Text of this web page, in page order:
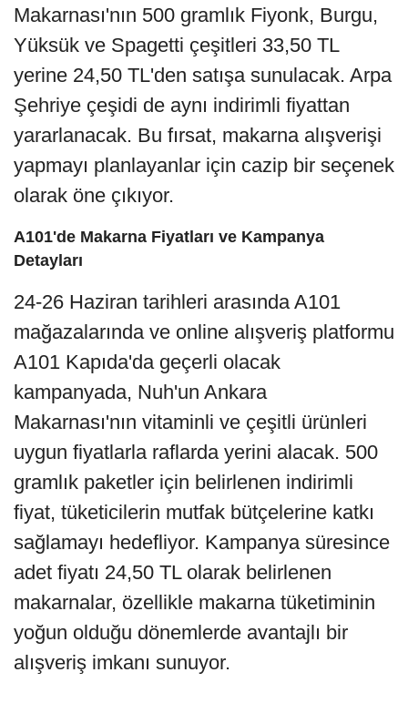
Makarnası'nın 500 gramlık Fiyonk, Burgu,
Yüksük ve Spagetti çeşitleri 33,50 TL
yerine 24,50 TL'den satışa sunulacak. Arpa
Şehriye çeşidi de aynı indirimli fiyattan
yararlanacak. Bu fırsat, makarna alışverişi
yapmayı planlayanlar için cazip bir seçenek
olarak öne çıkıyor.
A101'de Makarna Fiyatları ve Kampanya
Detayları
24-26 Haziran tarihleri arasında A101
mağazalarında ve online alışveriş platformu
A101 Kapıda'da geçerli olacak
kampanyada, Nuh'un Ankara
Makarnası'nın vitaminli ve çeşitli ürünleri
uygun fiyatlarla raflarda yerini alacak. 500
gramlık paketler için belirlenen indirimli
fiyat, tüketicilerin mutfak bütçelerine katkı
sağlamayı hedefliyor. Kampanya süresince
adet fiyatı 24,50 TL olarak belirlenen
makarnalar, özellikle makarna tüketiminin
yoğun olduğu dönemlerde avantajlı bir
alışveriş imkanı sunuyor.